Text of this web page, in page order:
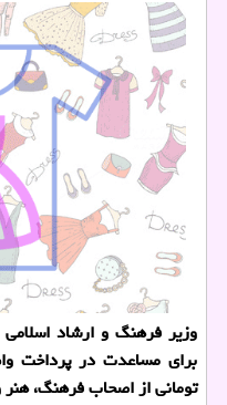
وزیر فرهنگ و ارشاد
تومانی از اصحاب فرهنگ، هنر